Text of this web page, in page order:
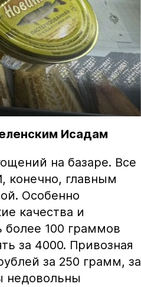
Исадам
на базаре. Все
конечно, главным
Особенно
качества и
более 100 граммов
за 4000. Привозная
за 250 грамм, за
недовольны